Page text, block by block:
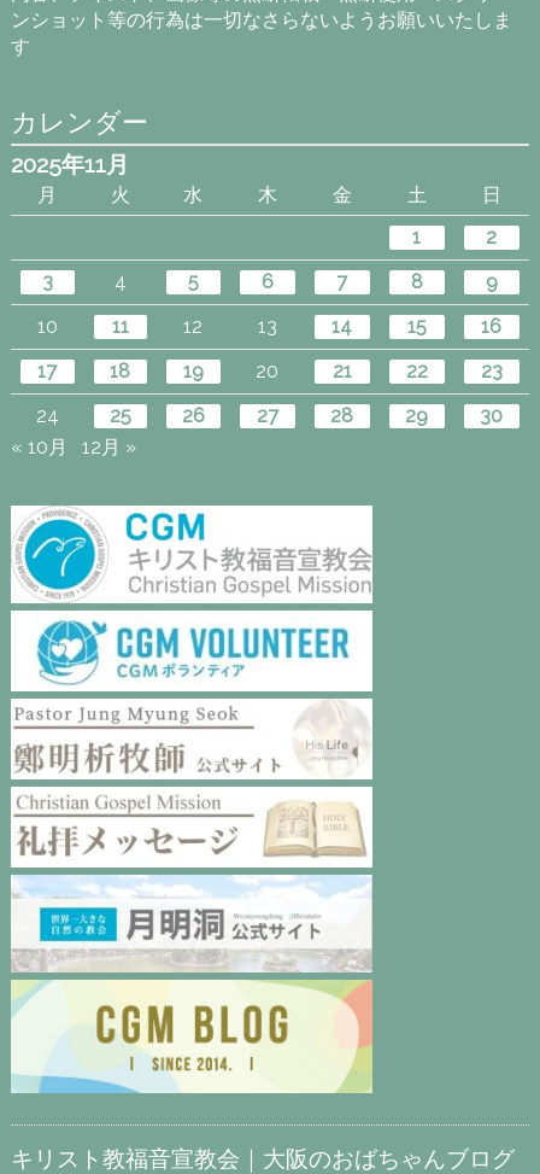
ンショット等の行為は一切なさらないようお願いいたしま
す
カレンダー
2025年11月
月 火 水 木 金 土
日
1
2
3
4 5 6 7 8
9
10
11 12 13 14 15
16
17
18 19 20 21 22
23
24
25 26 27 28 29
30
« 10月
12月 »
キリスト教福音宣教会｜大阪のおばちゃんブログ